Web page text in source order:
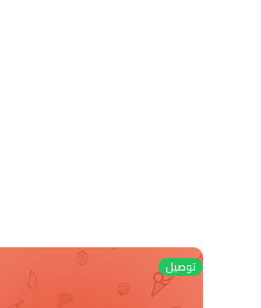
توصيل